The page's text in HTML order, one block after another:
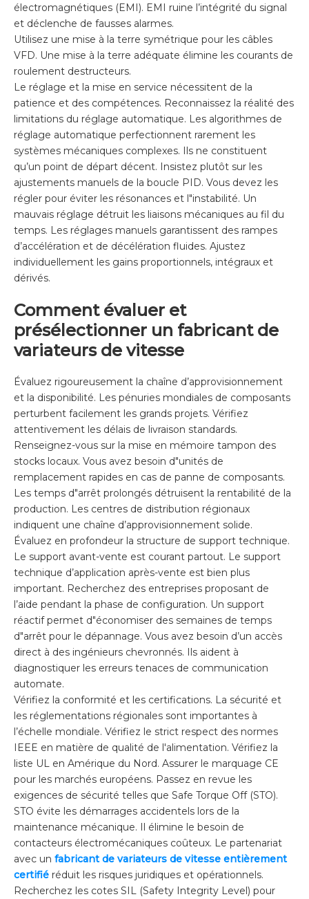
électromagnétiques (EMI). EMI ruine l’intégrité du signal
et déclenche de fausses alarmes.
Utilisez une mise à la terre symétrique pour les câbles
VFD. Une mise à la terre adéquate élimine les courants de
roulement destructeurs.
Le réglage et la mise en service nécessitent de la
patience et des compétences. Reconnaissez la réalité des
limitations du réglage automatique. Les algorithmes de
réglage automatique perfectionnent rarement les
systèmes mécaniques complexes. Ils ne constituent
qu’un point de départ décent. Insistez plutôt sur les
ajustements manuels de la boucle PID. Vous devez les
régler pour éviter les résonances et l"instabilité. Un
mauvais réglage détruit les liaisons mécaniques au fil du
temps. Les réglages manuels garantissent des rampes
d’accélération et de décélération fluides. Ajustez
individuellement les gains proportionnels, intégraux et
dérivés.
Comment évaluer et
présélectionner un fabricant de
variateurs de vitesse
Évaluez rigoureusement la chaîne d’approvisionnement
et la disponibilité. Les pénuries mondiales de composants
perturbent facilement les grands projets. Vérifiez
attentivement les délais de livraison standards.
Renseignez-vous sur la mise en mémoire tampon des
stocks locaux. Vous avez besoin d"unités de
remplacement rapides en cas de panne de composants.
Les temps d"arrêt prolongés détruisent la rentabilité de la
production. Les centres de distribution régionaux
indiquent une chaîne d’approvisionnement solide.
Évaluez en profondeur la structure de support technique.
Le support avant-vente est courant partout. Le support
technique d’application après-vente est bien plus
important. Recherchez des entreprises proposant de
l’aide pendant la phase de configuration. Un support
réactif permet d"économiser des semaines de temps
d"arrêt pour le dépannage. Vous avez besoin d’un accès
direct à des ingénieurs chevronnés. Ils aident à
diagnostiquer les erreurs tenaces de communication
automate.
Vérifiez la conformité et les certifications. La sécurité et
les réglementations régionales sont importantes à
l’échelle mondiale. Vérifiez le strict respect des normes
IEEE en matière de qualité de l'alimentation. Vérifiez la
liste UL en Amérique du Nord. Assurer le marquage CE
pour les marchés européens. Passez en revue les
exigences de sécurité telles que Safe Torque Off (STO).
STO évite les démarrages accidentels lors de la
maintenance mécanique. Il élimine le besoin de
contacteurs électromécaniques coûteux. Le partenariat
avec un fabricant de variateurs de vitesse entièrement
certifié réduit les risques juridiques et opérationnels.
Recherchez les cotes SIL (Safety Integrity Level) pour